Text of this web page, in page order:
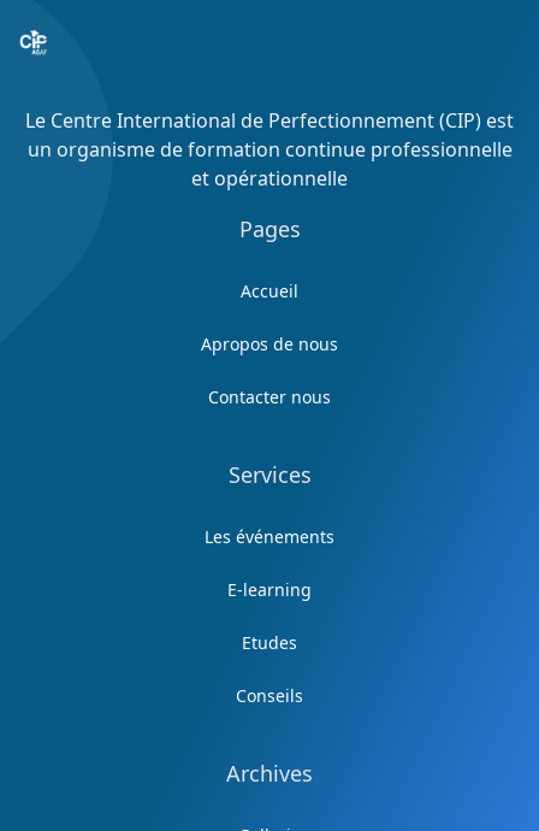
Le Centre International de Perfectionnement (CIP) est
un organisme de formation continue professionnelle
et opérationnelle
Pages
Accueil
Apropos de nous
Contacter nous
Services
Les événements
E-learning
Etudes
Conseils
Archives